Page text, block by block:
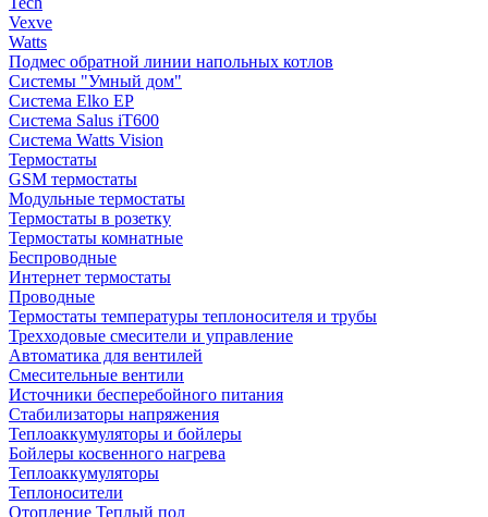
Vexve
Watts
Подмес обратной линии напольных котлов
Системы "Умный дом"
Система Elko EP
Система Salus iT600
Система Watts Vision
Термостаты
GSM термостаты
Модульные термостаты
Термостаты в розетку
Термостаты комнатные
Беспроводные
Интернет термостаты
Проводные
Термостаты температуры теплоносителя и трубы
Трехходовые смесители и управление
Автоматика для вентилей
Смесительные вентили
Источники бесперебойного питания
Стабилизаторы напряжения
Теплоаккумуляторы и бойлеры
Бойлеры косвенного нагрева
Теплоаккумуляторы
Теплоносители
Отопление Теплый пол